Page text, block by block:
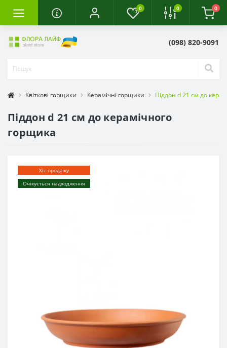
0 0 0
(098) 820-9091
Квіткові горщики Керамічні горщики Піддон d 21 см до
Піддон d 21 см до керамічного
горщика
Хіт продажу
Очікується надходження